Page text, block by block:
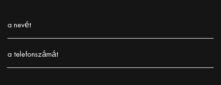
a nevét
a telefonszámát